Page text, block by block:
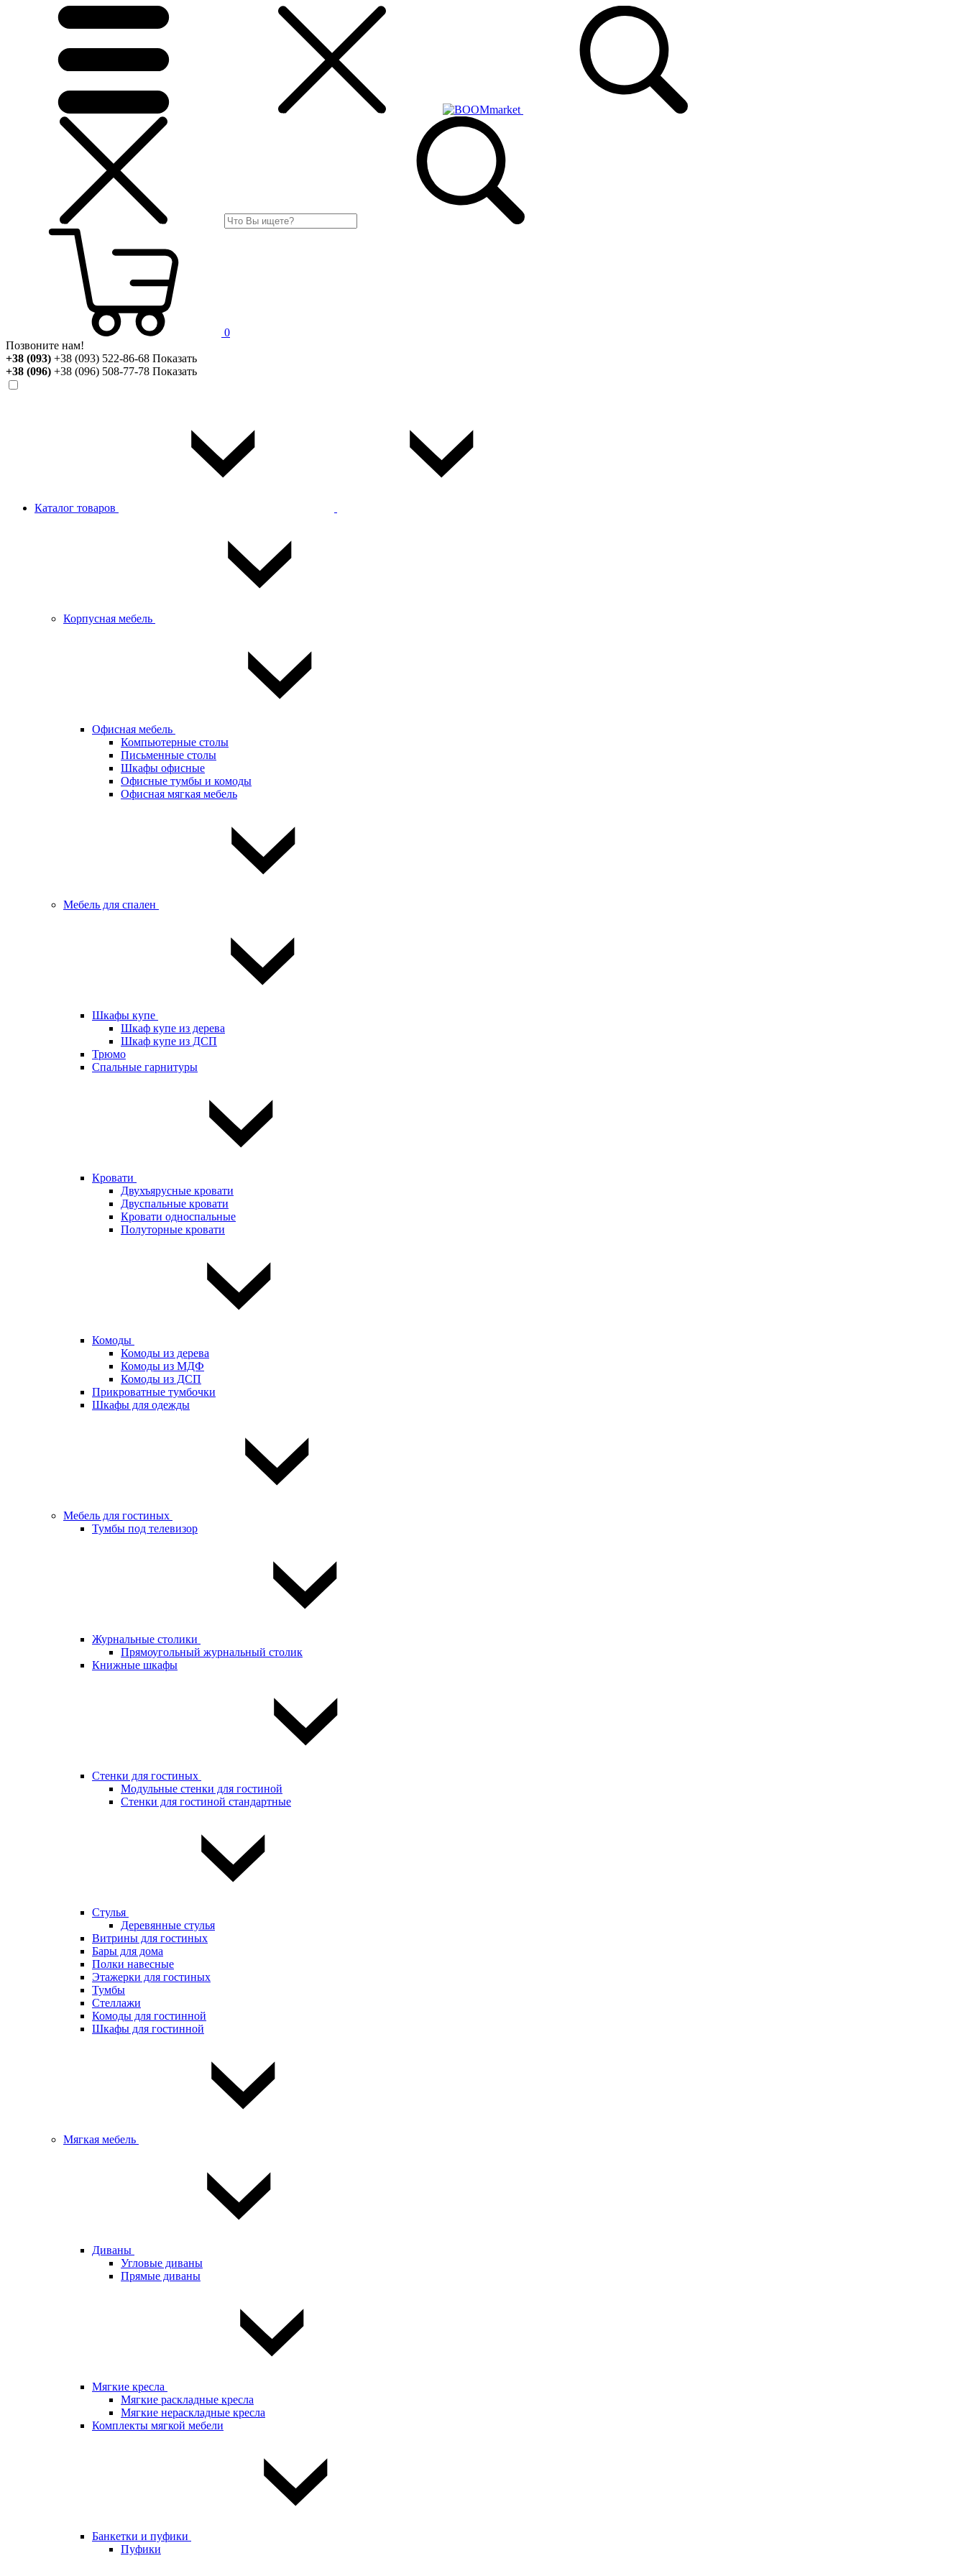
0
Позвоните нам!
+38 (093) +38 (093) 522-86-68 Показать
+38 (096) +38 (096) 508-77-78 Показать
Каталог товаров
Корпусная мебель
Офисная мебель
Компьютерные столы
Письменные столы
Шкафы офисные
Офисные тумбы и комоды
Офисная мягкая мебель
Мебель для спален
Шкафы купе
Шкаф купе из дерева
Шкаф купе из ДСП
Трюмо
Спальные гарнитуры
Кровати
Двухъярусные кровати
Двуспальные кровати
Кровати односпальные
Полуторные кровати
Комоды
Комоды из дерева
Комоды из МДФ
Комоды из ДСП
Прикроватные тумбочки
Шкафы для одежды
Мебель для гостиных
Тумбы под телевизор
Журнальные столики
Прямоугольный журнальный столик
Книжные шкафы
Стенки для гостиных
Модульные стенки для гостиной
Стенки для гостиной стандартные
Стулья
Деревянные стулья
Витрины для гостиных
Бары для дома
Полки навесные
Этажерки для гостиных
Тумбы
Стеллажи
Комоды для гостинной
Шкафы для гостинной
Мягкая мебель
Диваны
Угловые диваны
Прямые диваны
Мягкие кресла
Мягкие раскладные кресла
Мягкие нераскладные кресла
Комплекты мягкой мебели
Банкетки и пуфики
Пуфики